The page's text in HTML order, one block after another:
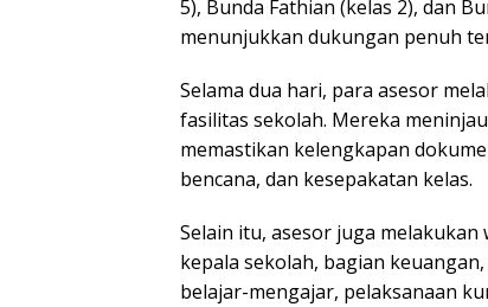
5), Bunda Fathian (kelas 2), dan
menunjukkan dukungan penuh
Selama dua hari, para asesor
fasilitas sekolah. Mereka
memastikan kelengkapan
bencana, dan kesepakatan kelas.
Selain itu, asesor juga melakukan
kepala sekolah, bagian
belajar-mengajar, pelaksanaan